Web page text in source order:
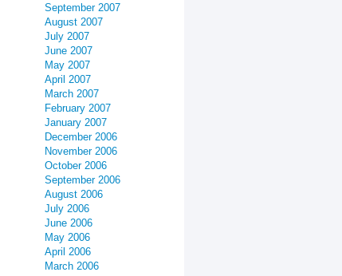
September 2007
August 2007
July 2007
June 2007
May 2007
April 2007
March 2007
February 2007
January 2007
December 2006
November 2006
October 2006
September 2006
August 2006
July 2006
June 2006
May 2006
April 2006
March 2006